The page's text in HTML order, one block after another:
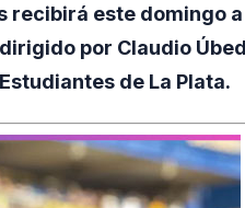
recibirá este domingo
por Claudio
de La Plata.